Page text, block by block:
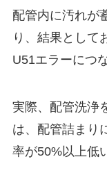
配管内に汚れが
り、結果として
U51エラーにつ
実際、配管洗浄
は、配管詰まり
率が50%以上低